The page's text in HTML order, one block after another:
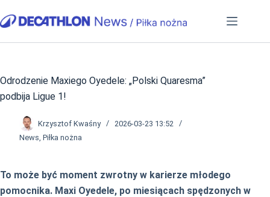
do
Odrodzenie Maxiego Oyedele: „Polski Quaresma”
podbija Ligue 1!
Krzysztof Kwaśny
2026-03-23 13:52
News, Piłka nożna
To może być moment zwrotny w karierze młodego
pomocnika. Maxi Oyedele, po miesiącach spędzonych w